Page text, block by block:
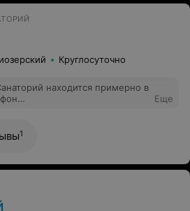
массажисту Виктору, за его
Здоровья, счастья,
любви, теплоты сердец,
Круглосуточно
находится примерно в
Еще
1